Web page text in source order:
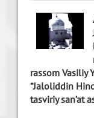
rassom Vasiliy
“Jaloliddin
tasviriy san’at